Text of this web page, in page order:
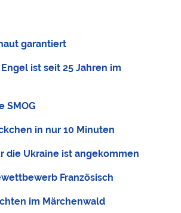
garantiert
ist seit 25 Jahren im
SMOG
in nur 10 Minuten
die Ukraine ist angekommen
Französisch
im Märchenwald